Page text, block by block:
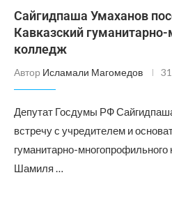
Сайгидпаша Умаханов
Кавказский
колледж
Автор Исламали Магомедов
Депутат Госдумы РФ
встречу с учредителем и
гуманитарно-
Шамиля …